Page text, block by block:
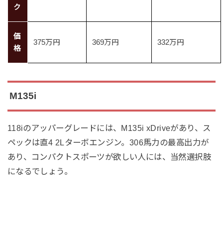
ク
価
格
375万円 369万円 332万円
M135i
118iのアッパーグレードには、M135i xDriveがあり、ス
ペックは直4 2Lターボエンジン。306馬力の最高出力が
あり、コンパクトスポーツが欲しい人には、当然選択肢
になるでしょう。